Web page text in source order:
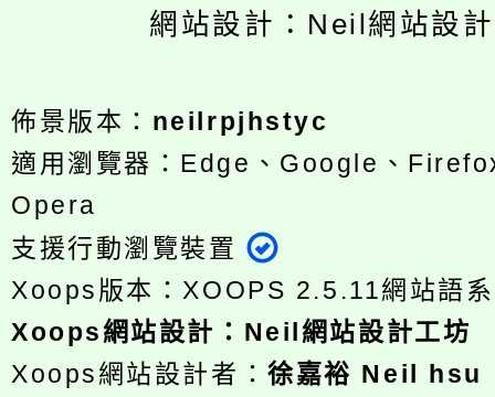
網站設計：Neil網站設
佈景版本： neilrpjhstyc
適用瀏覽器：Edge、Google、
Opera
支援行動瀏覽裝置
Xoops版本： XOOPS 2.5.11網站語
Xoops網站設計 ： Neil網站設計工坊
Xoops網站設計者：徐嘉裕 Neil hsu